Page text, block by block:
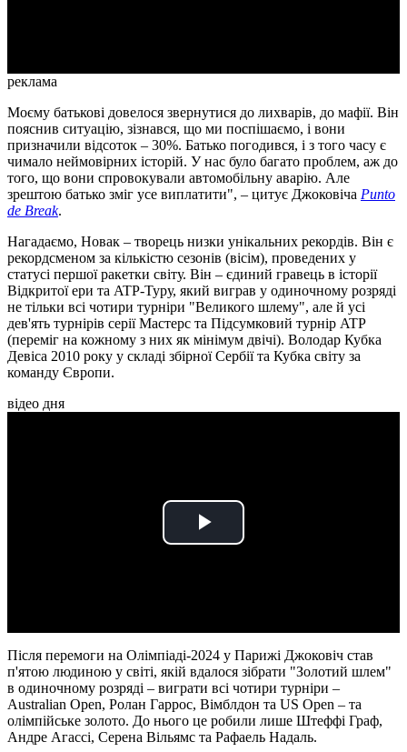
реклама
Моєму батькові довелося звернутися до лихварів, до мафії. Він
пояснив ситуацію, зізнався, що ми поспішаємо, і вони
призначили відсоток – 30%. Батько погодився, і з того часу є
чимало неймовірних історій. У нас було багато проблем, аж до
того, що вони спровокували автомобільну аварію. Але
зрештою батько зміг усе виплатити", – цитує Джоковіча Punto
de Break.
Нагадаємо, Новак – творець низки унікальних рекордів. Він є
рекордсменом за кількістю сезонів (вісім), проведених у
статусі першої ракетки світу. Він – єдиний гравець в історії
Відкритої ери та ATP-Туру, який виграв у одиночному розряді
не тільки всі чотири турніри "Великого шлему", але й усі
дев'ять турнірів серії Мастерс та Підсумковий турнір ATP
(переміг на кожному з них як мінімум двічі). Володар Кубка
Девіса 2010 року у складі збірної Сербії та Кубка світу за
команду Європи.
відео дня
Play
Після перемоги на Олімпіаді-2024 у Парижі Джоковіч став
п'ятою людиною у світі, якій вдалося зібрати "Золотий шлем"
в одиночному розряді – виграти всі чотири турніри –
Australian Open, Ролан Гаррос, Вімблдон та US Open – та
олімпійське золото. До нього це робили лише Штеффі Граф,
Андре Агассі, Серена Вільямс та Рафаель Надаль.